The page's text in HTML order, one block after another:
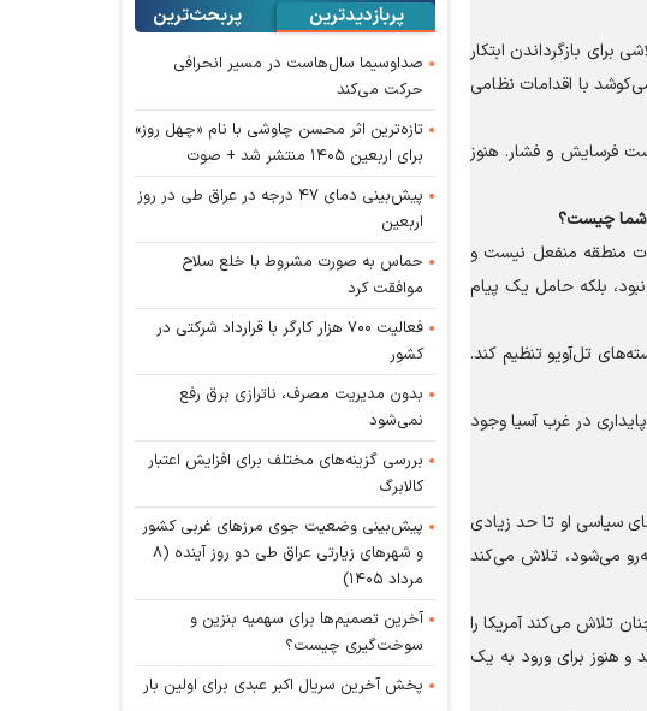
برای بازگرداندن ابتکار
با اقدامات نظامی
فرسایش و فشار. هنوز
شما چیست؟
منطقه منفعل نیست و
بلکه حامل یک پیام
تل‌آویو تنظیم کند.
در غرب آسیا وجود
سیاسی او تا حد زیادی
می‌شود، تلاش می‌کند
تلاش می‌کند آمریکا را
و هنوز برای ورود به یک
پربازدیدترین پربحث‌ترین‌
صداوسیما سال‌هاست در مسیر انحرافی
حرکت می‌کند
تازه‌ترین اثر محسن چاوشی با نام «چهل روز»
برای اربعین ۱۴۰۵ منتشر شد + صوت
پیش‌بینی دمای ۴۷ درجه در عراق طی در روز
اربعین
حماس به صورت مشروط با خلع سلاح
موافقت کرد
فعالیت ۷۰۰ هزار کارگر با قرارداد شرکتی در
کشور
بدون مدیریت مصرف، ناترازی برق رفع
نمی‌شود
بررسی گزینه‌های مختلف برای افزایش اعتبار
کالابرگ
پیش‌بینی وضعیت جوی مرز‌های غربی کشور
و شهر‌های زیارتی عراق طی دو روز آینده (۸
مرداد ۱۴۰۵)
آخرین تصمیم‌ها برای سهمیه بنزین و
سوخت‌گیری چیست؟
پخش آخرین سریال اکبر عبدی برای اولین بار